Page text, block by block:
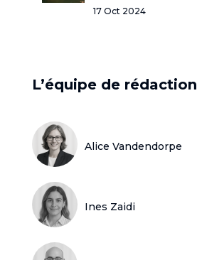
17 Oct 2024
L’équipe de rédaction
Alice Vandendorpe
Ines Zaidi